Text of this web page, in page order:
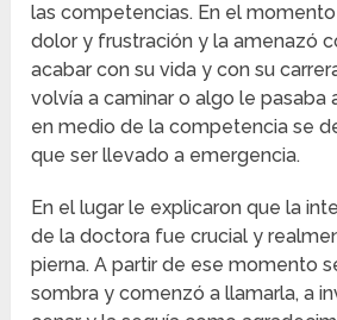
las competencias. En el
dolor y frustración y la amenazó
acabar con su vida y con su
volvía a caminar o algo le pasaba
en medio de la competencia se
que ser llevado a emergencia.
En el lugar le explicaron que la
de la doctora fue crucial y
pierna. A partir de ese momento
sombra y comenzó a llamarla, a